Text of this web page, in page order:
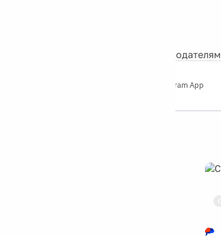
Рекламодателям
Telegram App